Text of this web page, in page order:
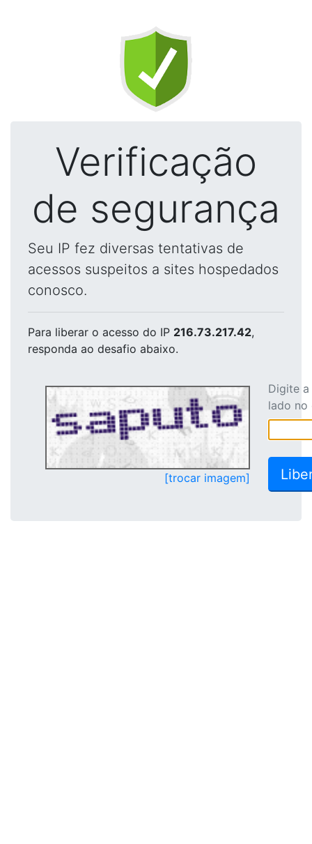
Verificação
de segurança
Seu IP fez diversas tentativas de
acessos suspeitos a sites hospedados
conosco.
Para liberar o acesso do IP 216.73.217.42,
responda ao desafio abaixo.
[trocar imagem]
Digite
lado no